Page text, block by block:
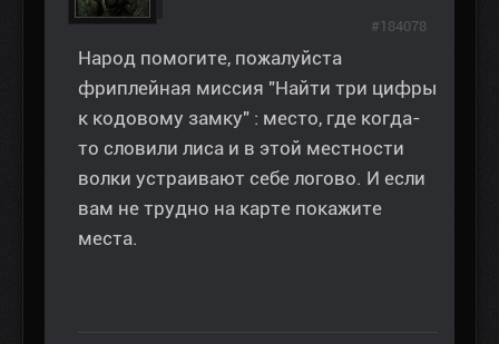
Народ помогите, пожалуйста
фриплейная миссия "Найти три цифры
к кодовому замку" : место, где когда-
то словили лиса и в этой местности
волки устраивают себе логово. И если
вам не трудно на карте покажите
места.
#184078